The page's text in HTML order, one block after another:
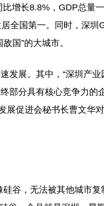
增长8.8%，GDP总量
全国第一。同时，深圳
国”的大城市。
展。其中，“深圳产业
部分具有核心竞争力的
展促进会秘书长曹文华
谷，无法被其他城市复